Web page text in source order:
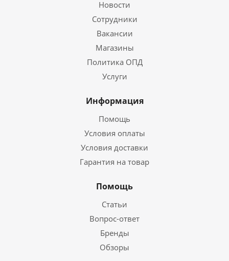
Новости
Сотрудники
Вакансии
Магазины
Политика ОПД
Услуги
Информация
Помощь
Условия оплаты
Условия доставки
Гарантия на товар
Помощь
Статьи
Вопрос-ответ
Бренды
Обзоры